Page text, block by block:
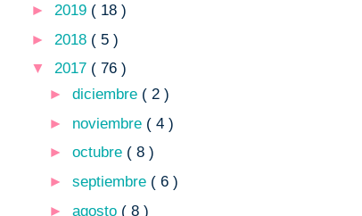
► 2019 ( 18 )
► 2018 ( 5 )
▼ 2017 ( 76 )
►diciembre ( 2 )
► noviembre ( 4 )
►octubre ( 8 )
►septiembre ( 6 )
►agosto ( 8 )